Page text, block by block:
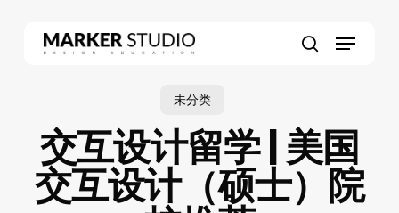
Menu
未分类
交互设计留学 | 美国
交互设计（硕士）院